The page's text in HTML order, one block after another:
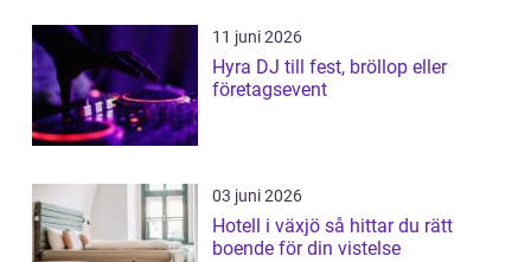
11 juni 2026
Hyra DJ till fest, bröllop eller
företagsevent
03 juni 2026
Hotell i växjö så hittar du rätt
boende för din vistelse